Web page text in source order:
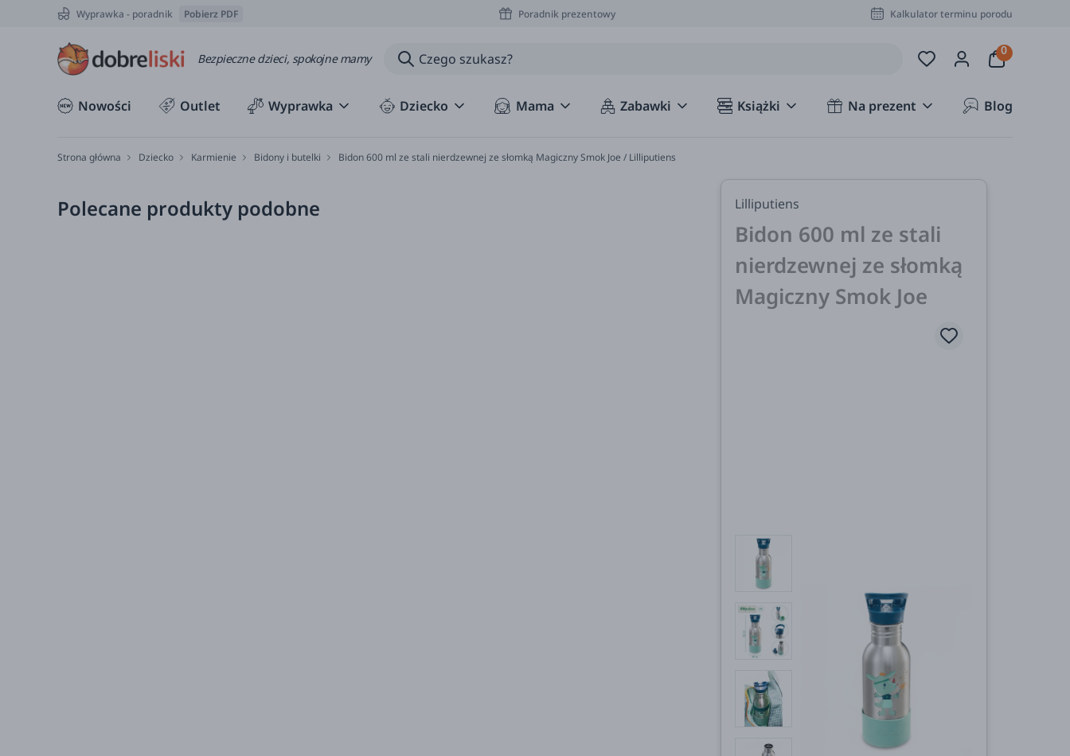
Wyprawka - poradnik Pobierz PDF Poradnik prezentowy Kalkulator terminu porodu
Bezpieczne dzieci, spokojne mamy
Nowości Outlet Wyprawka Dziecko Mama Zabawki Książki Na prezent Blog
Strona główna Dziecko Karmienie Bidony i butelki Bidon 600 ml ze stali nierdzewnej ze słomką Magiczny Smok Joe / Lilliputiens
Lilliputiens
Bidon 600 ml ze stali
nierdzewnej ze słomką
Magiczny Smok Joe
Polecane produkty podobne